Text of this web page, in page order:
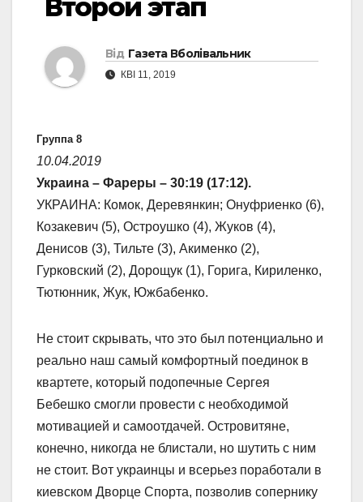
Второй этап
Від Газета Вболівальник
КВІ 11, 2019
Группа 8
10.04.2019
Украина – Фареры – 30:19 (17:12).
УКРАИНА: Комок, Деревянкин; Онуфриенко (6),
Козакевич (5), Остроушко (4), Жуков (4),
Денисов (3), Тильте (3), Акименко (2),
Гурковский (2), Дорощук (1), Горига, Кириленко,
Тютюнник, Жук, Южбабенко.
Не стоит скрывать, что это был потенциально и
реально наш самый комфортный поединок в
квартете, который подопечные Сергея
Бебешко смогли провести с необходимой
мотивацией и самоотдачей. Островитяне,
конечно, никогда не блистали, но шутить с ним
не стоит. Вот украинцы и всерьез поработали в
киевском Дворце Спорта, позволив сопернику